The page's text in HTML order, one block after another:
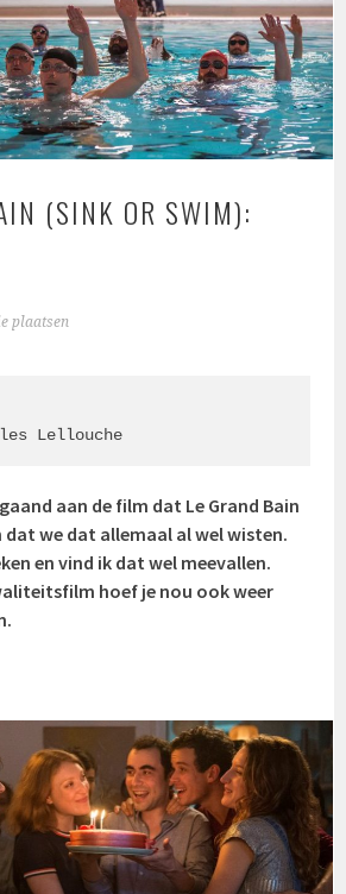
(SINK OR SWIM):
plaatsen
Lellouche
aan de film dat Le Grand Bain
dat we dat allemaal al wel wisten.
en vind ik dat wel meevallen.
hoef je nou ook weer